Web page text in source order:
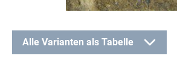
Alle Varianten als Tabelle